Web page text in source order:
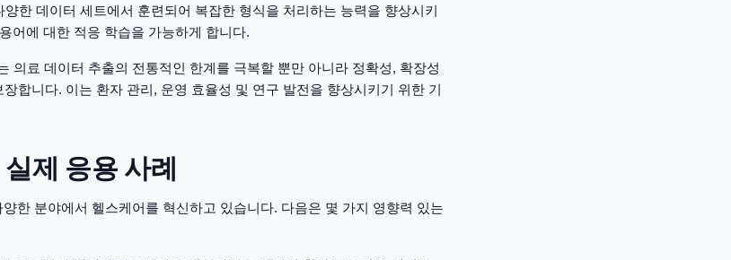
양한 데이터 세트에서 훈련되어 복잡한 형식을 처리하는 능력을 향상시키
어에 대한 적응 학습을 가능하게 합니다.
의료 데이터 추출의 전통적인 한계를 극복할 뿐만 아니라 정확성, 확장성
합니다. 이는 환자 관리, 운영 효율성 및 연구 발전을 향상시키기 위한 기
제 응용 사례
한 분야에서 헬스케어를 혁신하고 있습니다. 다음은 몇 가지 영향력 있는